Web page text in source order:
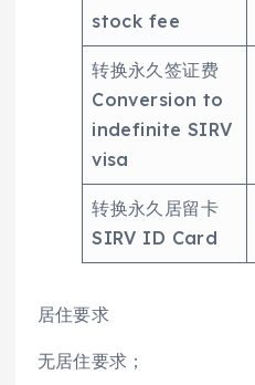
stock fee
转换永久签证费
Conversion to
indefinite SIRV
visa
转换永久居留卡
SIRV ID Card
居住要求
无居住要求；